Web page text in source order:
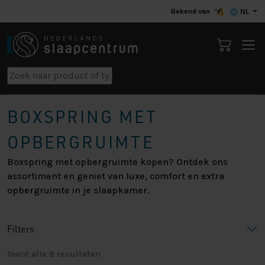
Bekend van NL
BOXSPRING MET
OPBERGRUIMTE
Boxspring met opbergruimte kopen? Ontdek ons
assortiment en geniet van luxe, comfort en extra
opbergruimte in je slaapkamer.
Filters
Toont alle 8 resultaten